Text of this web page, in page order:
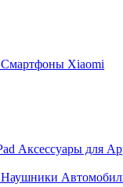
Смартфоны Xiaomi
Аксессуары для
Наушники